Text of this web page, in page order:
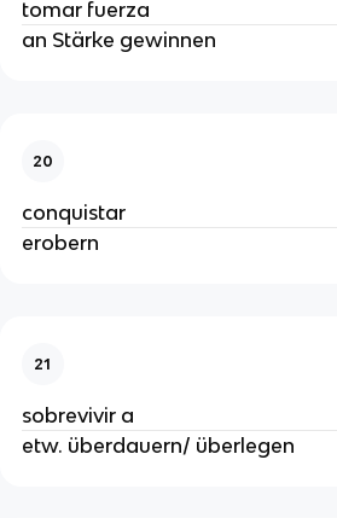
tomar fuerza
an Stärke gewinnen
20
conquistar
erobern
21
sobrevivir a
etw. überdauern/ überlegen